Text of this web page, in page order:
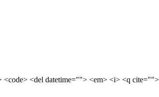
<del datetime=""> <em> <i> <q